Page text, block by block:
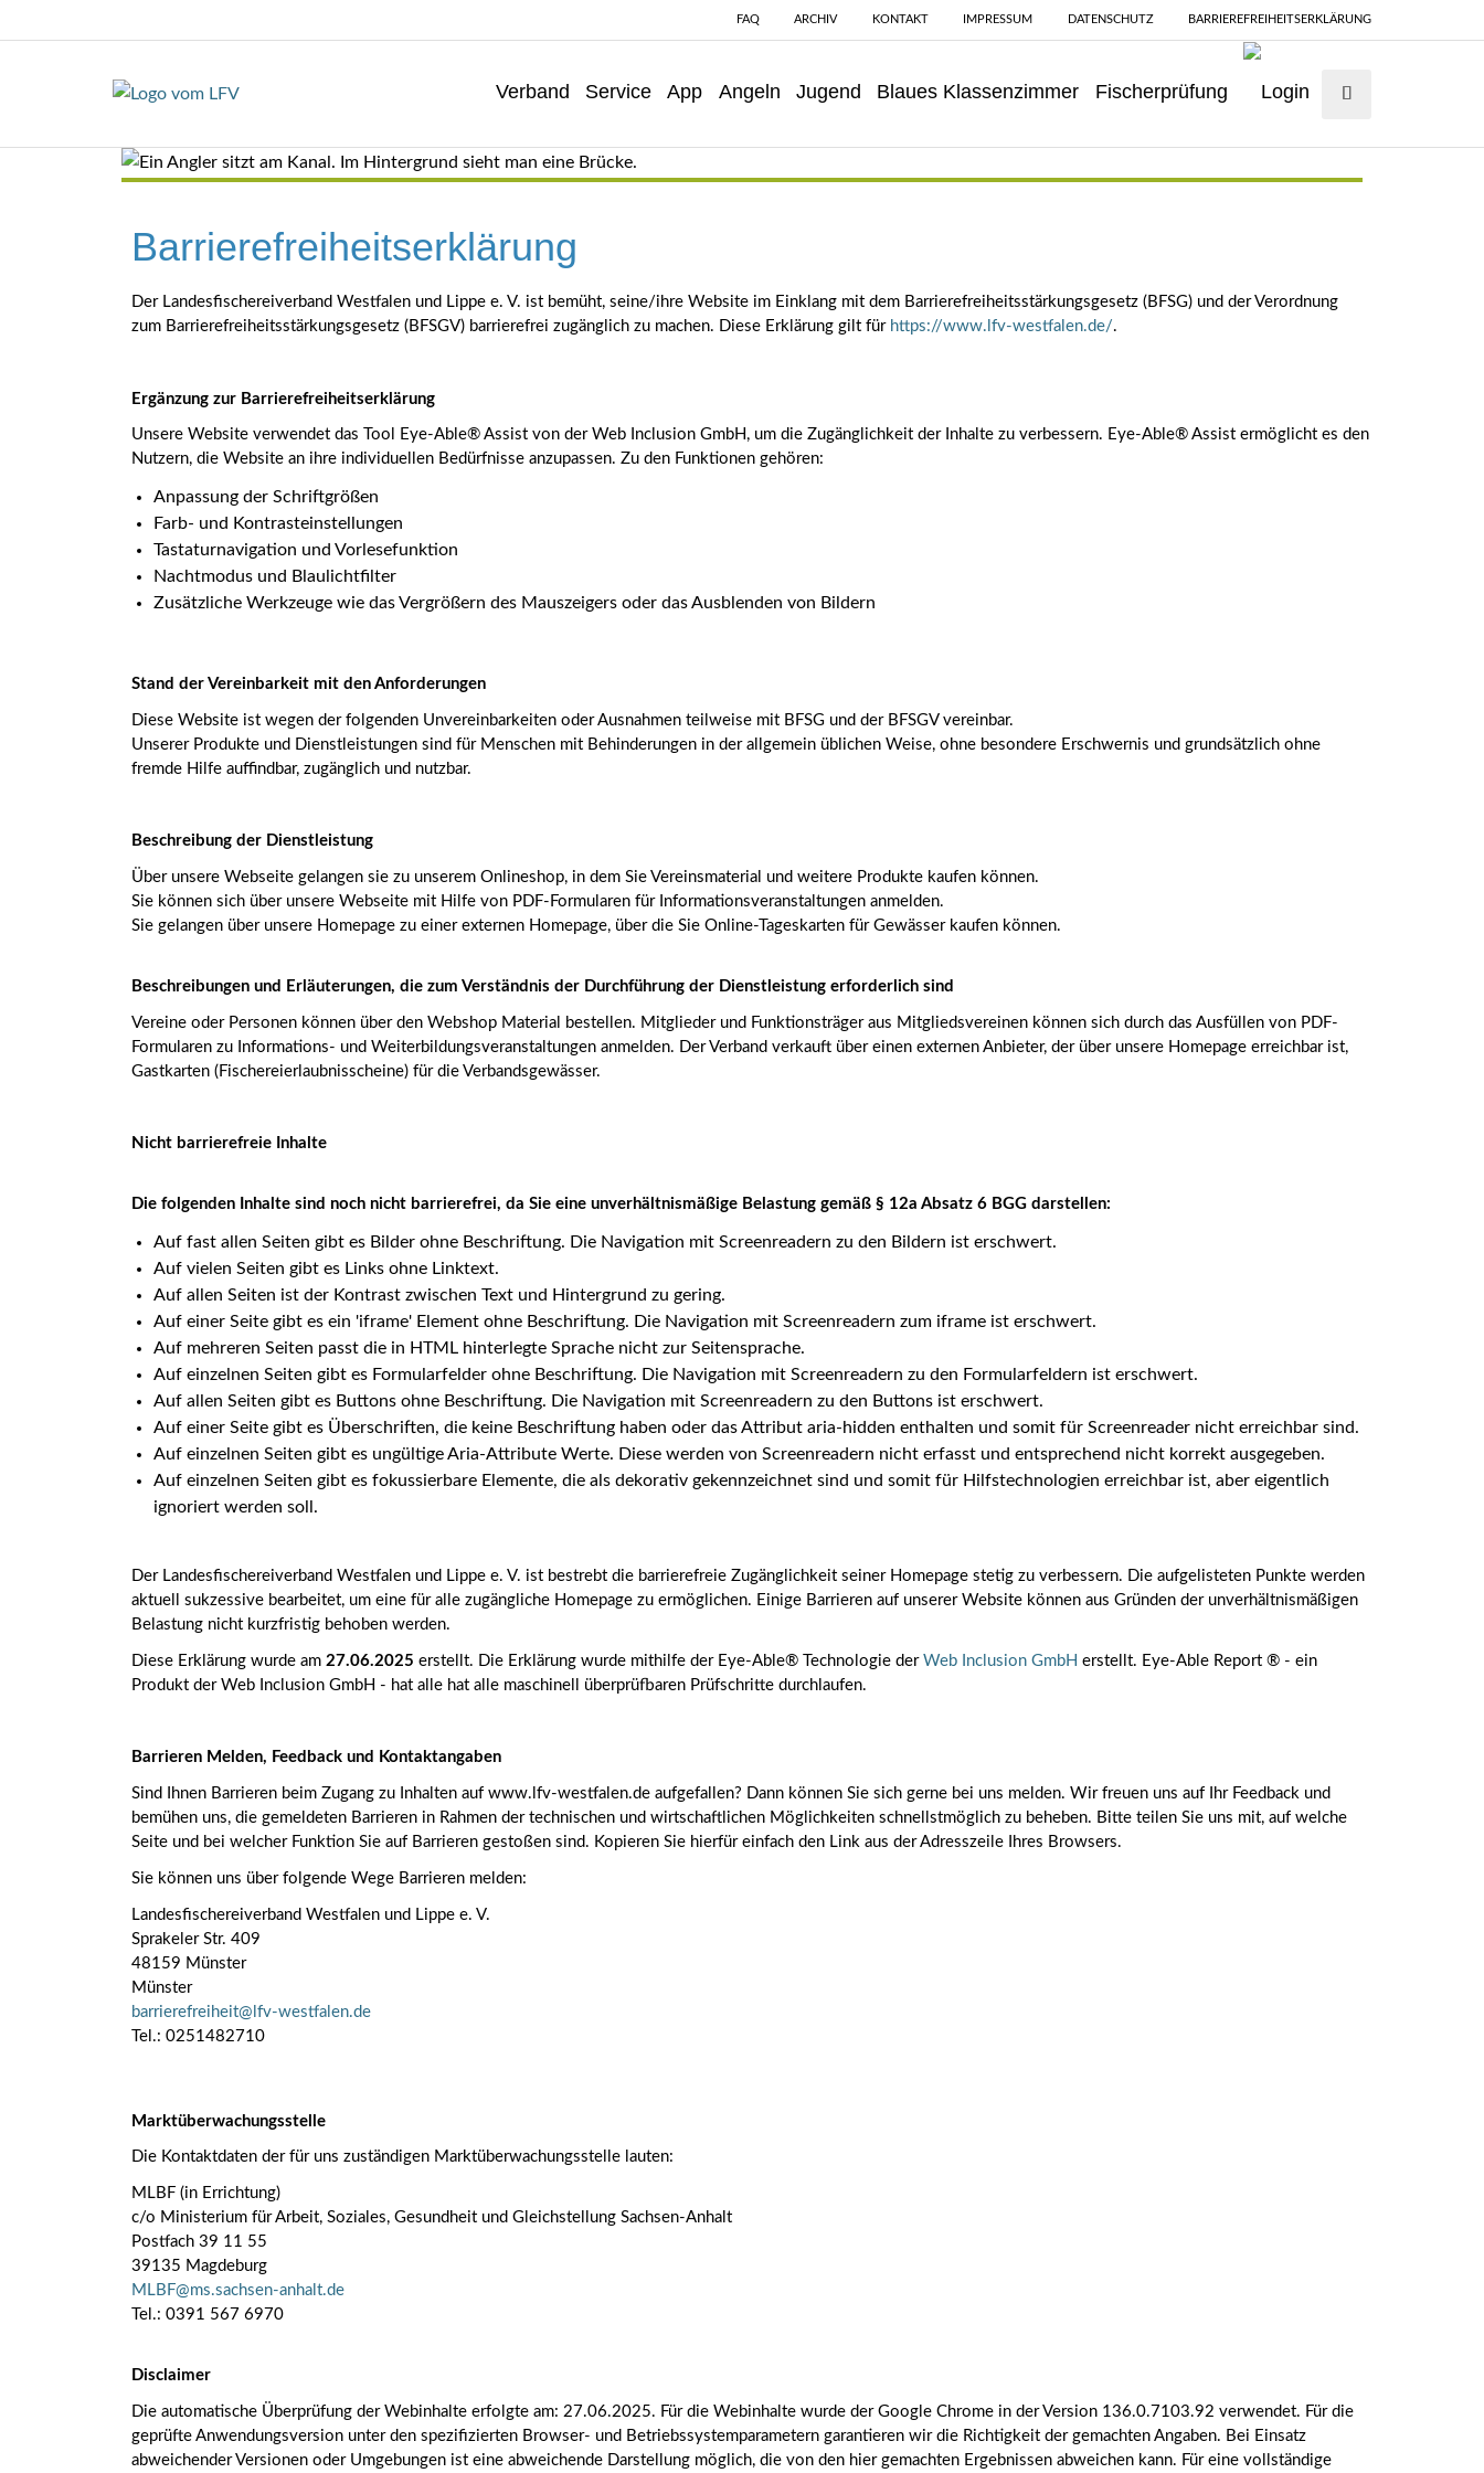
FAQ ARCHIV KONTAKT IMPRESSUM DATENSCHUTZ BARRIEREFREIHEITSERKLÄRUNG
Verband Service App Angeln Jugend Blaues Klassenzimmer Fischerprüfung
Barrierefreiheitserklärung
Der Landesfischereiverband Westfalen und Lippe e. V. ist bemüht, seine/ihre Website im Einklang mit dem Barrierefreiheitsstärkungsgesetz (BFSG) und der Verordnung
zum Barrierefreiheitsstärkungsgesetz (BFSGV) barrierefrei zugänglich zu machen. Diese Erklärung gilt für https://www.lfv-westfalen.de/.
Ergänzung zur Barrierefreiheitserklärung
Unsere Website verwendet das Tool Eye-Able® Assist von der Web Inclusion GmbH, um die Zugänglichkeit der Inhalte zu verbessern. Eye-Able® Assist ermöglicht es den
Nutzern, die Website an ihre individuellen Bedürfnisse anzupassen. Zu den Funktionen gehören:
Anpassung der Schriftgrößen
Farb- und Kontrasteinstellungen
Tastaturnavigation und Vorlesefunktion
Nachtmodus und Blaulichtfilter
Zusätzliche Werkzeuge wie das Vergrößern des Mauszeigers oder das Ausblenden von Bildern
Stand der Vereinbarkeit mit den Anforderungen
Diese Website ist wegen der folgenden Unvereinbarkeiten oder Ausnahmen teilweise mit BFSG und der BFSGV vereinbar.
Unserer Produkte und Dienstleistungen sind für Menschen mit Behinderungen in der allgemein üblichen Weise, ohne besondere Erschwernis und grundsätzlich ohne
fremde Hilfe auffindbar, zugänglich und nutzbar.
Beschreibung der Dienstleistung
Über unsere Webseite gelangen sie zu unserem Onlineshop, in dem Sie Vereinsmaterial und weitere Produkte kaufen können.
Sie können sich über unsere Webseite mit Hilfe von PDF-Formularen für Informationsveranstaltungen anmelden.
Sie gelangen über unsere Homepage zu einer externen Homepage, über die Sie Online-Tageskarten für Gewässer kaufen können.
Beschreibungen und Erläuterungen, die zum Verständnis der Durchführung der Dienstleistung erforderlich sind
Vereine oder Personen können über den Webshop Material bestellen. Mitglieder und Funktionsträger aus Mitgliedsvereinen können sich durch das Ausfüllen von PDF-
Formularen zu Informations- und Weiterbildungsveranstaltungen anmelden. Der Verband verkauft über einen externen Anbieter, der über unsere Homepage erreichbar ist,
Gastkarten (Fischereierlaubnisscheine) für die Verbandsgewässer.
Nicht barrierefreie Inhalte
Die folgenden Inhalte sind noch nicht barrierefrei, da Sie eine unverhältnismäßige Belastung gemäß § 12a Absatz 6 BGG darstellen:
Auf fast allen Seiten gibt es Bilder ohne Beschriftung. Die Navigation mit Screenreadern zu den Bildern ist erschwert.
Auf vielen Seiten gibt es Links ohne Linktext.
Auf allen Seiten ist der Kontrast zwischen Text und Hintergrund zu gering.
Auf einer Seite gibt es ein 'iframe' Element ohne Beschriftung. Die Navigation mit Screenreadern zum iframe ist erschwert.
Auf mehreren Seiten passt die in HTML hinterlegte Sprache nicht zur Seitensprache.
Auf einzelnen Seiten gibt es Formularfelder ohne Beschriftung. Die Navigation mit Screenreadern zu den Formularfeldern ist erschwert.
Auf allen Seiten gibt es Buttons ohne Beschriftung. Die Navigation mit Screenreadern zu den Buttons ist erschwert.
Auf einer Seite gibt es Überschriften, die keine Beschriftung haben oder das Attribut aria-hidden enthalten und somit für Screenreader nicht erreichbar sind.
Auf einzelnen Seiten gibt es ungültige Aria-Attribute Werte. Diese werden von Screenreadern nicht erfasst und entsprechend nicht korrekt ausgegeben.
Auf einzelnen Seiten gibt es fokussierbare Elemente, die als dekorativ gekennzeichnet sind und somit für Hilfstechnologien erreichbar ist, aber eigentlich
ignoriert werden soll.
Der Landesfischereiverband Westfalen und Lippe e. V. ist bestrebt die barrierefreie Zugänglichkeit seiner Homepage stetig zu verbessern. Die aufgelisteten Punkte werden
aktuell sukzessive bearbeitet, um eine für alle zugängliche Homepage zu ermöglichen. Einige Barrieren auf unserer Website können aus Gründen der unverhältnismäßigen
Belastung nicht kurzfristig behoben werden.
Diese Erklärung wurde am 27.06.2025 erstellt. Die Erklärung wurde mithilfe der Eye-Able® Technologie der Web Inclusion GmbH erstellt. Eye-Able Report ® - ein
Produkt der Web Inclusion GmbH - hat alle hat alle maschinell überprüfbaren Prüfschritte durchlaufen.
Barrieren Melden, Feedback und Kontaktangaben
Sind Ihnen Barrieren beim Zugang zu Inhalten auf www.lfv-westfalen.de aufgefallen? Dann können Sie sich gerne bei uns melden. Wir freuen uns auf Ihr Feedback und
bemühen uns, die gemeldeten Barrieren in Rahmen der technischen und wirtschaftlichen Möglichkeiten schnellstmöglich zu beheben. Bitte teilen Sie uns mit, auf welche
Seite und bei welcher Funktion Sie auf Barrieren gestoßen sind. Kopieren Sie hierfür einfach den Link aus der Adresszeile Ihres Browsers.
Sie können uns über folgende Wege Barrieren melden:
Landesfischereiverband Westfalen und Lippe e. V.
Sprakeler Str. 409
48159 Münster
Münster
barrierefreiheit@lfv-westfalen.de
Tel.: 0251482710
Marktüberwachungsstelle
Die Kontaktdaten der für uns zuständigen Marktüberwachungsstelle lauten:
MLBF (in Errichtung)
c/o Ministerium für Arbeit, Soziales, Gesundheit und Gleichstellung Sachsen-Anhalt
Postfach 39 11 55
39135 Magdeburg
MLBF@ms.sachsen-​anhalt.de
Tel.: 0391 567 6970
Disclaimer
Die automatische Überprüfung der Webinhalte erfolgte am: 27.06.2025. Für die Webinhalte wurde der Google Chrome in der Version 136.0.7103.92 verwendet. Für die
geprüfte Anwendungsversion unter den spezifizierten Browser- und Betriebssystemparametern garantieren wir die Richtigkeit der gemachten Angaben. Bei Einsatz
abweichender Versionen oder Umgebungen ist eine abweichende Darstellung möglich, die von den hier gemachten Ergebnissen abweichen kann. Für eine vollständige